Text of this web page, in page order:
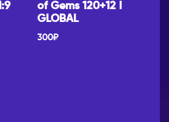
of Gems 120+12 I
GLOBAL
300₽